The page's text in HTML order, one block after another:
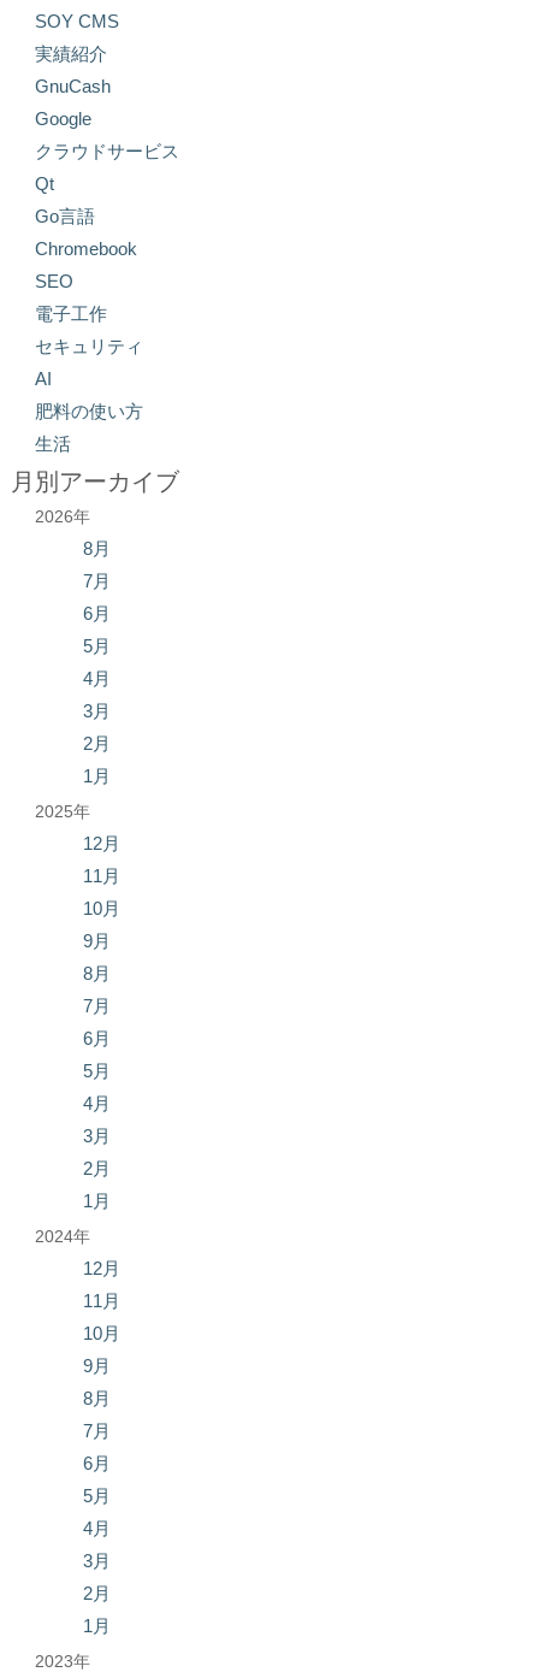
SOY CMS
実績紹介
GnuCash
Google
クラウドサービス
Qt
Go言語
Chromebook
SEO
電子工作
セキュリティ
AI
肥料の使い方
生活
月別アーカイブ
2026年
8月
7月
6月
5月
4月
3月
2月
1月
2025年
12月
11月
10月
9月
8月
7月
6月
5月
4月
3月
2月
1月
2024年
12月
11月
10月
9月
8月
7月
6月
5月
4月
3月
2月
1月
2023年